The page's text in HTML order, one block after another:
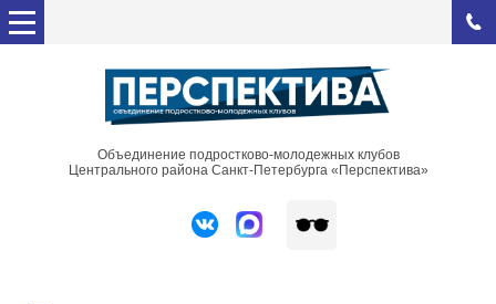
Объединение подростково-молодежных клубов
Центрального района Санкт-Петербурга «Перспектива»